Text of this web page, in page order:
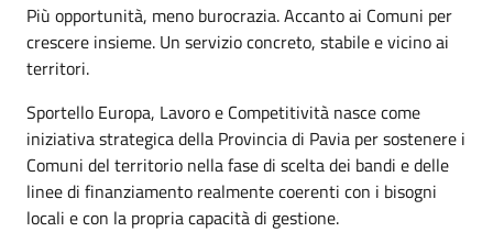
Più opportunità, meno burocrazia. Accanto ai Comuni per
crescere insieme. Un servizio concreto, stabile e vicino ai
territori.
Sportello Europa, Lavoro e Competitività nasce come
iniziativa strategica della Provincia di Pavia per sostenere i
Comuni del territorio nella fase di scelta dei bandi e delle
linee di finanziamento realmente coerenti con i bisogni
locali e con la propria capacità di gestione.